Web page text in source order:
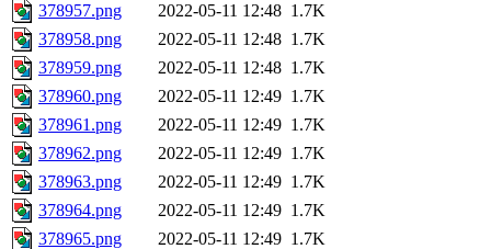
378957.png
2022-05-11 12:48 1.7K
378958.png
2022-05-11 12:48 1.7K
378959.png
2022-05-11 12:48 1.7K
378960.png
2022-05-11 12:49 1.7K
378961.png
2022-05-11 12:49 1.7K
378962.png
2022-05-11 12:49 1.7K
378963.png
2022-05-11 12:49 1.7K
378964.png
2022-05-11 12:49 1.7K
378965.png
2022-05-11 12:49 1.7K